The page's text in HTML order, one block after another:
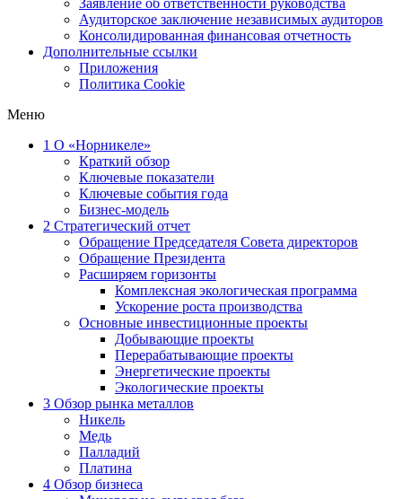
Заявление об ответственности руководства
Аудиторское заключение независимых аудиторов
Консолидированная финансовая отчетность
Дополнительные ссылки
Приложения
Политика Cookie
Меню
1 О «Норникеле»
Краткий обзор
Ключевые показатели
Ключевые события года
Бизнес-модель
2 Стратегический отчет
Обращение Председателя Совета директоров
Обращение Президента
Расширяем горизонты
Комплексная экологическая программа
Ускорение роста производства
Основные инвестиционные проекты
Добывающие проекты
Перерабатывающие проекты
Энергетические проекты
Экологические проекты
3 Обзор рынка металлов
Никель
Медь
Палладий
Платина
4 Обзор бизнеса